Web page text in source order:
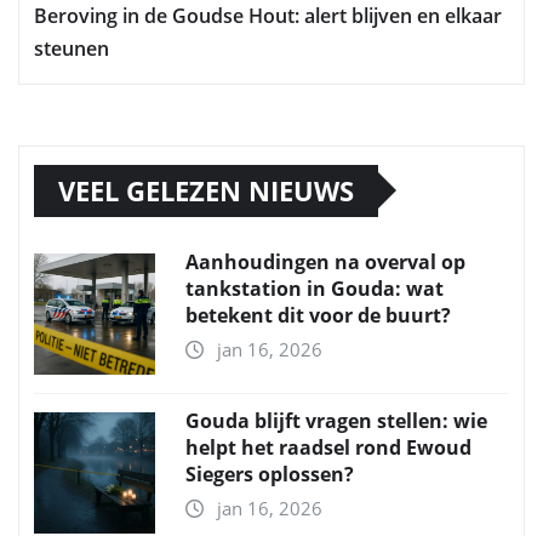
Beroving in de Goudse Hout: alert blijven en elkaar
steunen
VEEL GELEZEN NIEUWS
Aanhoudingen na overval op
tankstation in Gouda: wat
betekent dit voor de buurt?
jan 16, 2026
Gouda blijft vragen stellen: wie
helpt het raadsel rond Ewoud
Siegers oplossen?
jan 16, 2026